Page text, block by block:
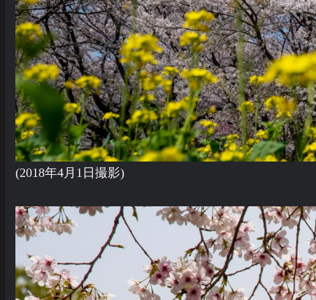
(2018年4月1日撮影)